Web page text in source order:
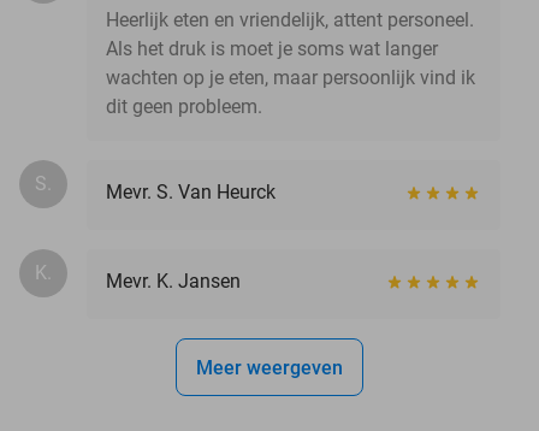
Heerlijk eten en vriendelijk, attent personeel.
Als het druk is moet je soms wat langer
wachten op je eten, maar persoonlijk vind ik
dit geen probleem.
S. Mevr. S. Van Heurck
K. Mevr. K. Jansen
Meer weergeven